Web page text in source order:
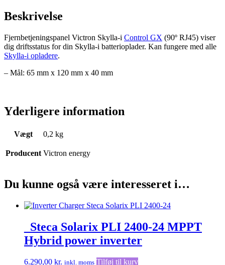
Beskrivelse
Fjernbetjeningspanel Victron Skylla-i Control GX (90º RJ45) viser
dig driftsstatus for din Skylla-i batterioplader. Kan fungere med alle
Skylla-i opladere.
– Mål: 65 mm x 120 mm x 40 mm
Yderligere information
Vægt 0,2 kg
Producent Victron energy
Du kunne også være interesseret i…
_Steca Solarix PLI 2400-24 MPPT
Hybrid power inverter
6.290,00 kr. inkl. moms Tilføj til kurv